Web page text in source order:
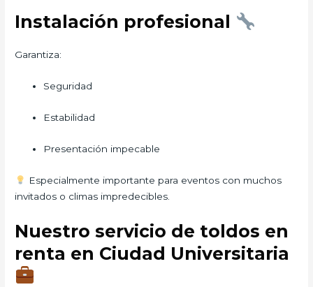
Instalación profesional
Garantiza:
Seguridad
Estabilidad
Presentación impecable
Especialmente importante para eventos con muchos
invitados o climas impredecibles.
Nuestro servicio de toldos en
renta en Ciudad Universitaria